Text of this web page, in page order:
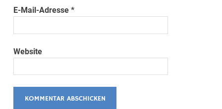
E-Mail-Adresse*
Website